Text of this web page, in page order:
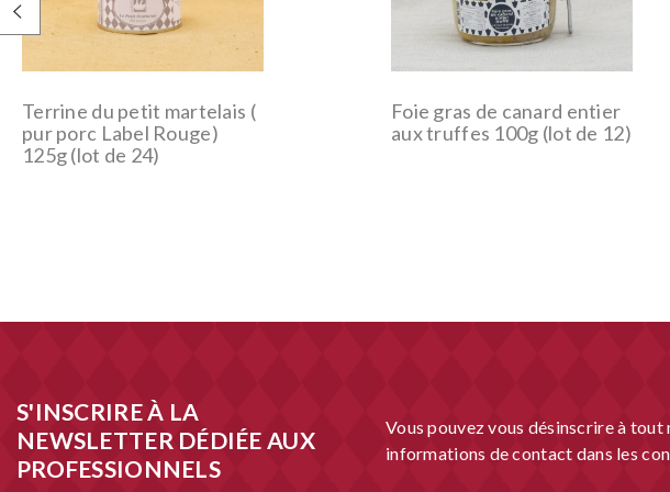
Terrine du petit martelais (
pur porc Label Rouge)
125g (lot de 24)
Foie gras de canard entier
aux truffes 100g (lot de 12)
S'INSCRIRE À LA
NEWSLETTER DÉDIÉE AUX
PROFESSIONNELS
Vous pouvez vous désinscrire à
informations de contact dans les